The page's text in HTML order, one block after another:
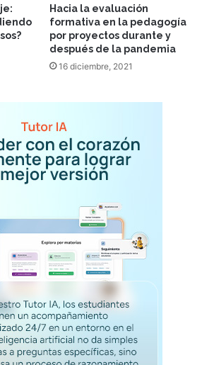
Hacia la evaluación
formativa en la pedagogía
por proyectos durante y
después de la pandemia
16 diciembre, 2021